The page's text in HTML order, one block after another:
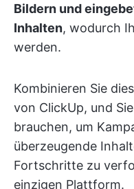
Bildern und
Inhalten, wodurch
werden.
Kombinieren Sie
von ClickUp, und
brauchen, um
überzeugende
Fortschritte zu
einzigen Plattform.